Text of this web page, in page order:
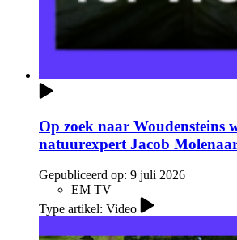
Op zoek naar Woudensteins
natuurexpert Jacob
Gepubliceerd op: 9 juli 2026
EM TV
Type artikel: Video